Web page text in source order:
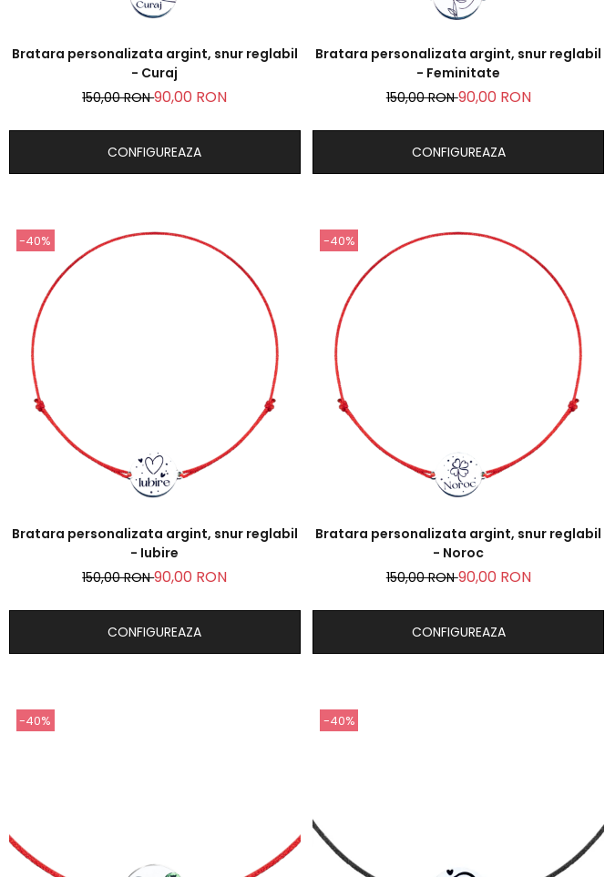
Bratara personalizata argint, snur reglabil
- Curaj
150,00 RON90,00 RON
CONFIGUREAZA
Bratara personalizata argint, snur reglabil
- Feminitate
150,00 RON90,00 RON
CONFIGUREAZA
-40%
Bratara personalizata argint, snur reglabil
- Iubire
150,00 RON90,00 RON
CONFIGUREAZA
-40%
Bratara personalizata argint, snur reglabil
- Noroc
150,00 RON90,00 RON
CONFIGUREAZA
-40% -40%